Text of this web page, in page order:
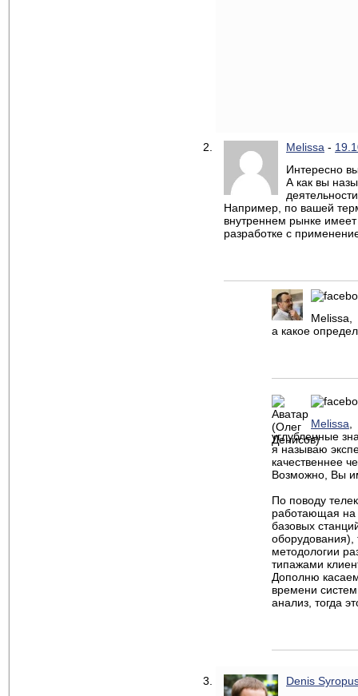
Melissa -
Интересно
А как вы
Например, по вашей
внутреннем рынке
разработке с
Melissa,
а какое
Melissa
углубленные
я называю
качественнее
Возможно, Вы
По поводу
работающая на
базовых
оборудования),
методологии
типажами
Дополню
времени
анализ, тогда
Denis